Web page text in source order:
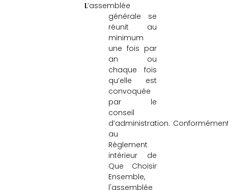
L’assemblée
générale se
réunit au
minimum
une fois par
an ou
chaque fois
qu’elle est
convoquée
par le
conseil
d’administration.
au
Règlement
intérieur de
Que Choisir
Ensemble,
l'assemblée